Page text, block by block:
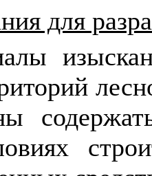
ия для
изыс
содерж